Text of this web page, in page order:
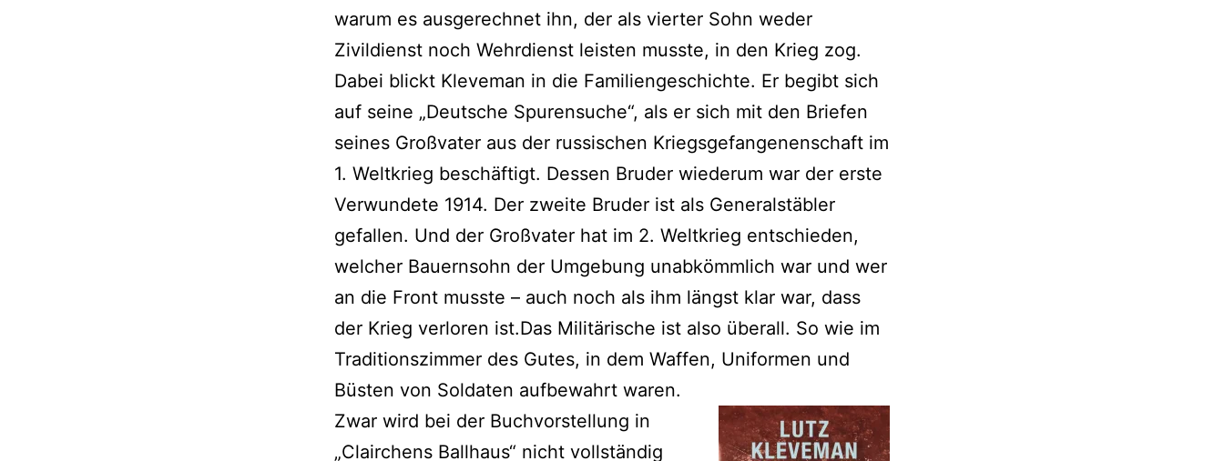
warum es ausgerechnet ihn, der als vierter Sohn weder
Zivildienst noch Wehrdienst leisten musste, in den Krieg zog.
Dabei blickt Kleveman in die Familiengeschichte. Er begibt sich
auf seine „Deutsche Spurensuche“, als er sich mit den Briefen
seines Großvater aus der russischen Kriegsgefangenenschaft im
1. Weltkrieg beschäftigt. Dessen Bruder wiederum war der erste
Verwundete 1914. Der zweite Bruder ist als Generalstäbler
gefallen. Und der Großvater hat im 2. Weltkrieg entschieden,
welcher Bauernsohn der Umgebung unabkömmlich war und wer
an die Front musste – auch noch als ihm längst klar war, dass
der Krieg verloren ist.Das Militärische ist also überall. So wie im
Traditionszimmer des Gutes, in dem Waffen, Uniformen und
Büsten von Soldaten aufbewahrt waren.
Zwar wird bei der Buchvorstellung in
„Clairchens Ballhaus“ nicht vollständig